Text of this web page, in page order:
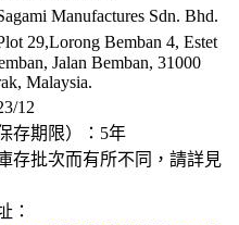
Manufactures Sdn. Bhd.
29,Lorong Bemban 4, Estet
Jalan Bemban, 31000
Malaysia.
12
存期限）： 5年
存批次而有所不同，請詳見
：